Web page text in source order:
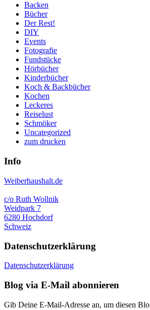
Backen
Bücher
Der Rest!
DIY
Events
Fotografie
Fundstücke
Hörbücher
Kinderbücher
Koch & Backbücher
Kochen
Leckeres
Reiselust
Schmöker
Uncategorized
zum drucken
Info
Weiberhaushalt.de
c/o Ruth Wollnik
Weidpark 7
6280 Hochdorf
Schweiz
Datenschutzerklärung
Datenschutzerklärung
Blog via E-Mail abonnieren
Gib Deine E-Mail-Adresse an, um diesen